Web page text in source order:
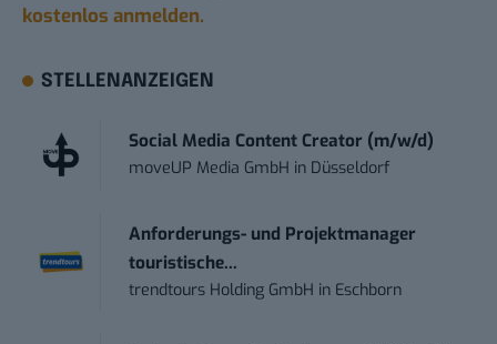
kostenlos anmelden.
STELLENANZEIGEN
Social Media Content Creator (m/w/d)
moveUP Media GmbH in Düsseldorf
Anforderungs- und Projektmanager
touristische...
trendtours Holding GmbH in Eschborn